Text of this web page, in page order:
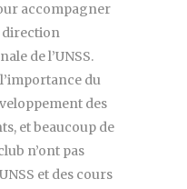
accompagner
direction
de l’UNSS.
du
des
et beaucoup de
n’ont pas
et des cours